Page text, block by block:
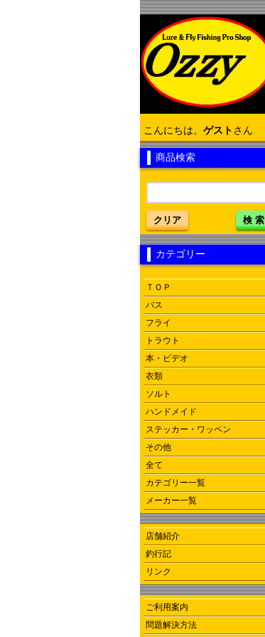
こんにちは。 ゲスト さん
商品検索
クリア 検 索
カテゴリー
ＴＯＰ
バス
フライ
トラウト
本・ビデオ
衣類
ソルト
ハンドメイド
ステッカー・ワッペン
その他
全て
カテゴリー一覧
メーカー一覧
店舗紹介
釣行記
リンク
ご利用案内
問題解決方法